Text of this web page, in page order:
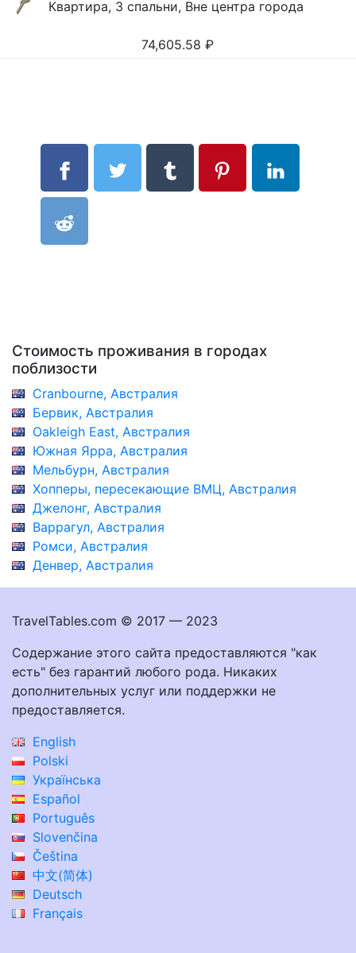
Квартира, 3 спальни, Вне центра города
74,605.58 ₽
Стоимость проживания в городах
поблизости
Cranbourne, Австралия
Бервик, Австралия
Oakleigh East, Австралия
Южная Ярра, Австралия
Мельбурн, Австралия
Хопперы, пересекающие ВМЦ, Австралия
Джелонг, Австралия
Варрагул, Австралия
Ромси, Австралия
Денвер, Австралия
TravelTables.com © 2017 — 2023
Содержание этого сайта предоставляются "как
есть" без гарантий любого рода. Никаких
дополнительных услуг или поддержки не
предоставляется.
English
Polski
Українська
Español
Português
Slovenčina
Čeština
中文(简体)
Deutsch
Français